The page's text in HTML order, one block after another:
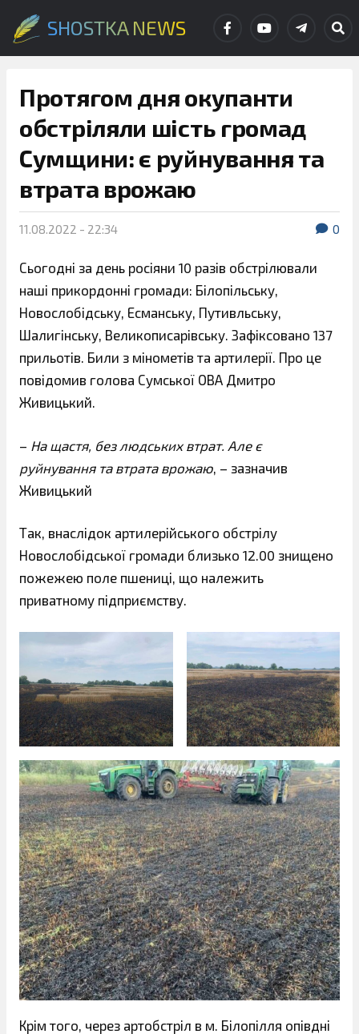
SHOSTKA NEWS
Протягом дня окупанти
обстріляли шість громад
Сумщини: є руйнування та
втрата врожаю
11.08.2022 - 22:34 0
Сьогодні за день росіяни 10 разів обстрілювали
наші прикордонні громади: Білопільську,
Новослобідську, Есманську, Путивльську,
Шалигінську, Великописарівську. Зафіксовано 137
прильотів. Били з мінометів та артилерії. Про це
повідомив голова Сумської ОВА Дмитро
Живицький.
– На щастя, без людських втрат. Але є
руйнування та втрата врожаю , – зазначив
Живицький
Так, внаслідок артилерійського обстрілу
Новослобідської громади близько 12.00 знищено
пожежею поле пшениці, що належить
приватному підприємству.
Крім того, через артобстріл в м. Білопілля опівдні